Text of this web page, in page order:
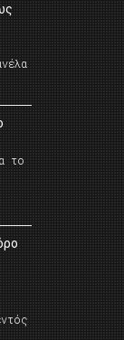
το